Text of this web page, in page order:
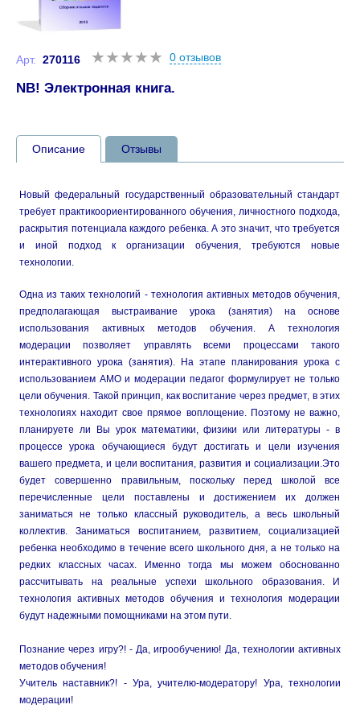
Арт. 270116 0 отзывов
NB! Электронная книга.
Описание Отзывы
Новый федеральный государственный образовательный стандарт
требует практикоориентированного обучения, личностного подхода,
раскрытия потенциала каждого ребенка. А это значит, что требуется
и иной подход к организации обучения, требуются новые
технологии.
Одна из таких технологий - технология активных методов обучения,
предполагающая выстраивание урока (занятия) на основе
использования активных методов обучения. А технология
модерации позволяет управлять всеми процессами такого
интерактивного урока (занятия). На этапе планирования урока с
использованием АМО и модерации педагог формулирует не только
цели обучения. Такой принцип, как воспитание через предмет, в этих
технологиях находит свое прямое воплощение. Поэтому не важно,
планируете ли Вы урок математики, физики или литературы - в
процессе урока обучающиеся будут достигать и цели изучения
вашего предмета, и цели воспитания, развития и социализации.Это
будет совершенно правильным, поскольку перед школой все
перечисленные цели поставлены и достижением их должен
заниматься не только классный руководитель, а весь школьный
коллектив. Заниматься воспитанием, развитием, социализацией
ребенка необходимо в течение всего школьного дня, а не только на
редких классных часах. Именно тогда мы можем обоснованно
рассчитывать на реальные успехи школьного образования. И
технология активных методов обучения и технология модерации
будут надежными помощниками на этом пути.
Познание через игру?! - Да, игрообучению! Да, технологии активных
методов обучения!
Учитель наставник?! - Ура, учителю-модератору! Ура, технологии
модерации!